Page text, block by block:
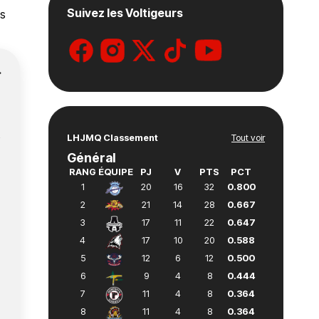
Suivez les Voltigeurs
LHJMQ Classement Tout voir
Général
RANG ÉQUIPE PJ V PTS
PCT
1
20 16 32
0.800
2
21 14 28
0.667
3
17 11 22
0.647
4
17 10 20
0.588
5
12 6 12
0.500
6
9 4 8
0.444
7
11 4 8
0.364
8
11 4 8 0.364